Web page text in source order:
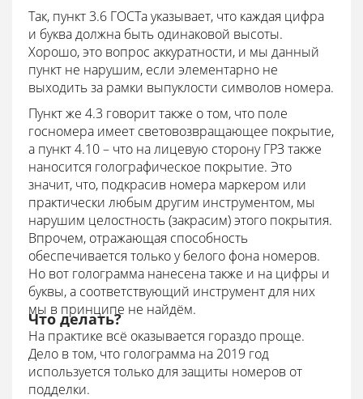
Так, пункт 3.6 ГОСТа указывает, что каждая цифра
и буква должна быть одинаковой высоты.
Хорошо, это вопрос аккуратности, и мы данный
пункт не нарушим, если элементарно не
выходить за рамки выпуклости символов номера.
Пункт же 4.3 говорит также о том, что поле
госномера имеет световозвращающее покрытие,
а пункт 4.10 – что на лицевую сторону ГРЗ также
наносится голографическое покрытие. Это
значит, что, подкрасив номера маркером или
практически любым другим инструментом, мы
нарушим целостность (закрасим) этого покрытия.
Впрочем, отражающая способность
обеспечивается только у белого фона номеров.
Но вот голограмма нанесена также и на цифры и
буквы, а соответствующий инструмент для них
мы в принципе не найдём.
Что делать?
На практике всё оказывается гораздо проще.
Дело в том, что голограмма на 2019 год
используется только для защиты номеров от
подделки.